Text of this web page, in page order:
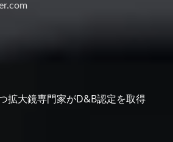
拡大鏡専門家がD&B認定を取得